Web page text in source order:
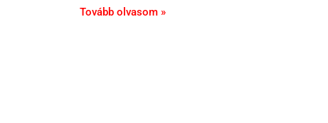
Tovább olvasom »